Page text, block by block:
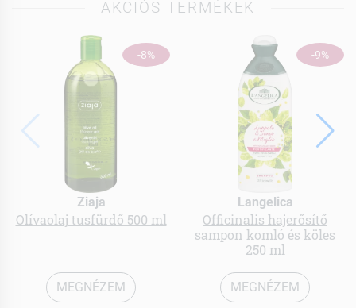
AKCIÓS TERMÉKEK
-8%
Ziaja
Olívaolaj tusfürdő 500 ml
MEGNÉZEM
-9%
Langelica
Officinalis hajerősítő
sampon komló és köles
250 ml
MEGNÉZEM